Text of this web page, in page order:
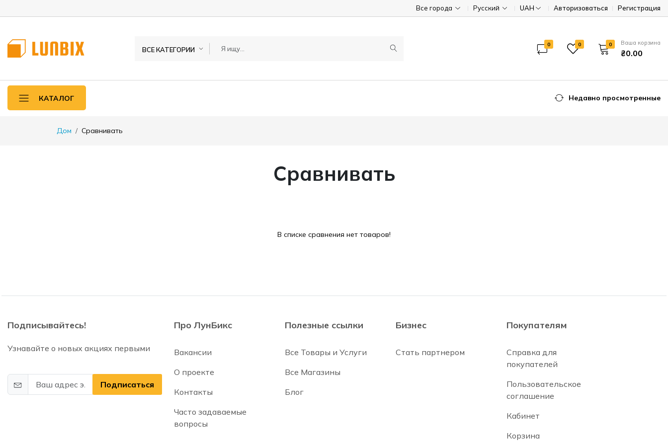
Все города Русский UAH Авторизоваться Регистрация
ВСЕ КАТЕГОРИИ
0 0 0 Ваша корзина
₴0.00
КАТАЛОГ Недавно просмотренные
Дом Сравнивать
Сравнивать
В списке сравнения нет товаров!
Подписывайтесь!
Узнавайте о новых акциях первыми
Подписаться
Про ЛунБикс
Вакансии
О проекте
Контакты
Часто задаваемые
вопросы
Полезные ссылки
Все Товары и Услуги
Все Магазины
Блог
Бизнес
Стать партнером
Покупателям
Справка для
покупателей
Пользовательское
соглашение
Кабинет
Корзина